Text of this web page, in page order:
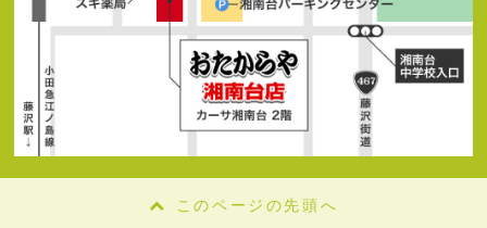
このページの先頭へ